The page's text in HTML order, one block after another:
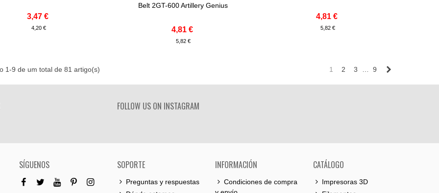
3,47 €
4,20 €
Belt 2GT-600 Artillery Genius
4,81 €
5,82 €
4,81 €
5,82 €
1-9 de um total de 81 artigo(s) 1 2 3 9
FOLLOW US ON INSTAGRAM
SÍGUENOS SOPORTE
Preguntas y respuestas
INFORMACIÓN
Condiciones de compra
CATÁLOGO
Impresoras 3D